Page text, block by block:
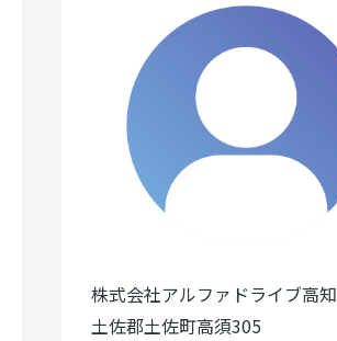
株式会社アルファドライブ高知
土佐郡土佐町高須305